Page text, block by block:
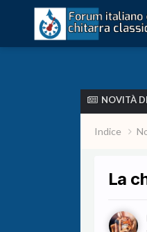
NOVITÀ
Indice
La